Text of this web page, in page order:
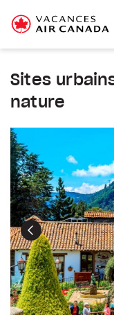
Sites
nature
Précédent